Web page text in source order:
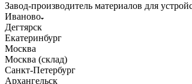
Завод-производитель материалов для
Иваново
Дегтярск
Екатеринбург
Москва
Москва (склад)
Санкт-Петербург
Архангельск